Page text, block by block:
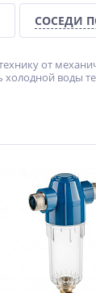
СОСЕДИ
от
воды